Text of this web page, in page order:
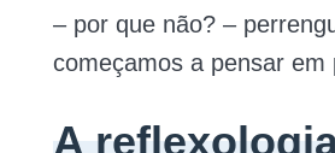
– por que não? –
começamos a pensar
A